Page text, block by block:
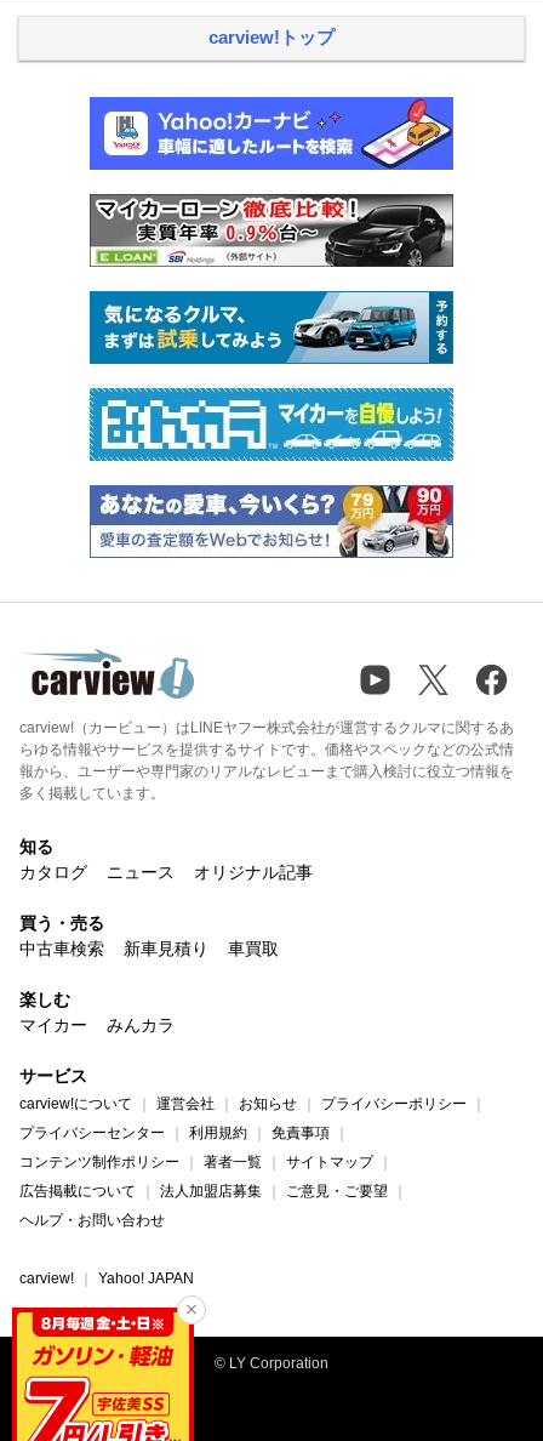
carview!トップ
carview!（カービュー）はLINEヤフー株式会社が運営するクルマに関するあ
らゆる情報やサービスを提供するサイトです。価格やスペックなどの公式情
報から、ユーザーや専門家のリアルなレビューまで購入検討に役立つ情報を
多く掲載しています。
知る
カタログ
ニュース オリジナル記事
買う・売る
中古車検索
新車見積り 車買取
楽しむ
マイカー
みんカラ
サービス
carview!について 運営会社 お知らせ
プライバシーポリシー
プライバシーセンター
利用規約
免責事項
コンテンツ制作ポリシー
著者一覧
サイトマップ
広告掲載について
法人加盟店募集
ご意見・ご要望
ヘルプ・お問い合わせ
carview! Yahoo! JAPAN
© LY Corporation